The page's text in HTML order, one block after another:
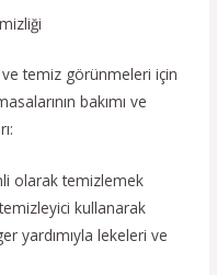
ve temiz görünmeleri için
bakımı ve
olarak temizlemek
kullanarak
yardımıyla lekeleri ve